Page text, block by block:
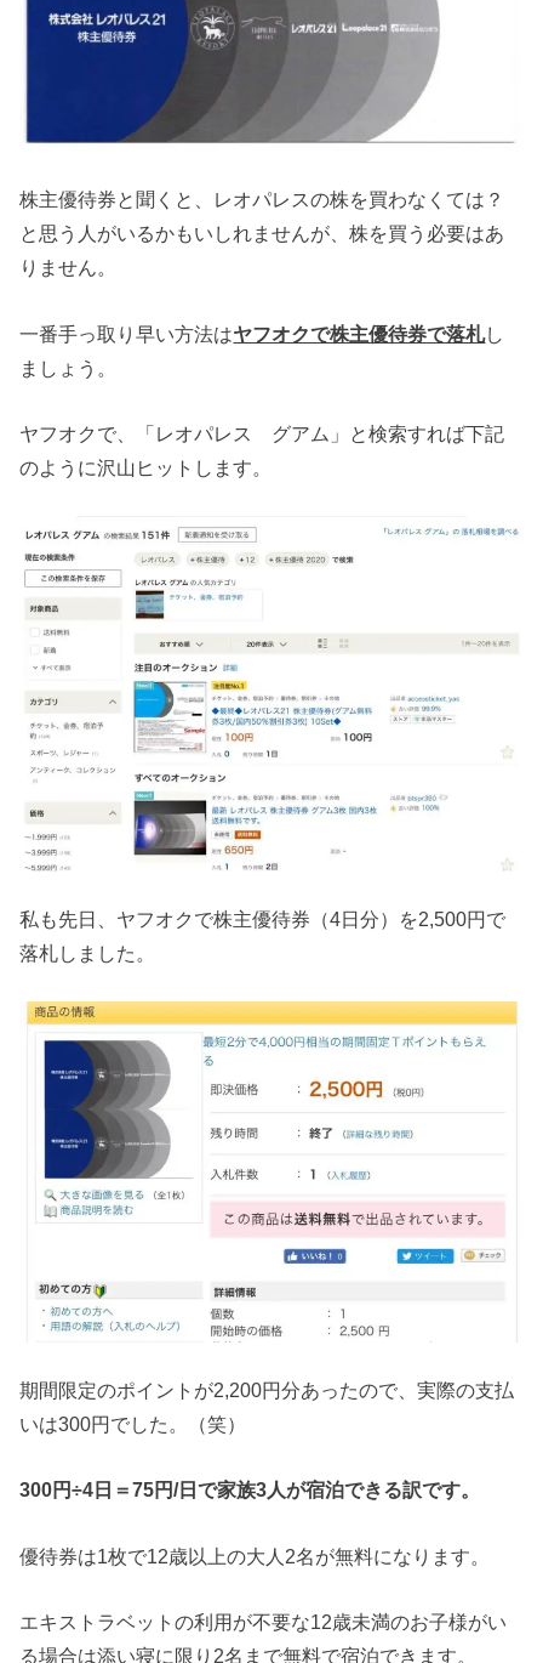
株主優待券と聞くと、レオパレスの株を買わなくては？
と思う人がいるかもいしれませんが、株を買う必要はあ
りません。
一番手っ取り早い方法はヤフオクで株主優待券で落札し
ましょう。
ヤフオクで、「レオパレス グアム」と検索すれば下記
のように沢山ヒットします。
私も先日、ヤフオクで株主優待券（4日分）を2,500円で
落札しました。
期間限定のポイントが2,200円分あったので、実際の支払
いは300円でした。（笑）
300円÷4日＝75円/日で家族3人が宿泊できる訳です。
優待券は1枚で12歳以上の大人2名が無料になります。
エキストラベットの利用が不要な12歳未満のお子様がい
る場合は添い寝に限り2名まで無料で宿泊できます。